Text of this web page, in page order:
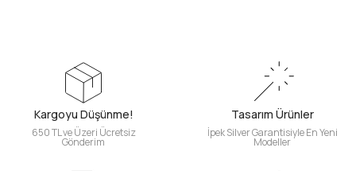
Kargoyu Düşünme!
650 TL ve Üzeri Ücretsiz
Gönderim
Tasarım Ürünler
İpek Silver Garantisiyle En Yeni
Modeller